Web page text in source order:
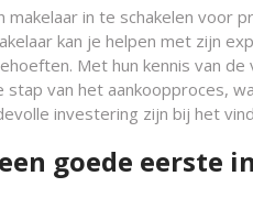
makelaar in te schakelen voor
kan je helpen met zijn
Met hun kennis van
stap van het aankoopproces,
investering zijn bij het
goede eerste